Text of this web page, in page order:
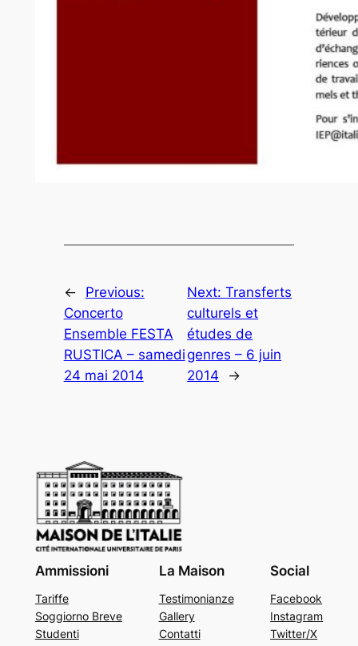
←
Previous:
Concerto
Ensemble FESTA
RUSTICA – samedi
24 mai 2014
Next:Transferts
culturels et
études de
genres – 6 juin
2014
→
Ammissioni
Tariffe
Soggiorno Breve
Studenti
La Maison
Testimonianze
Gallery
Contatti
Social
Facebook
Instagram
Twitter/X